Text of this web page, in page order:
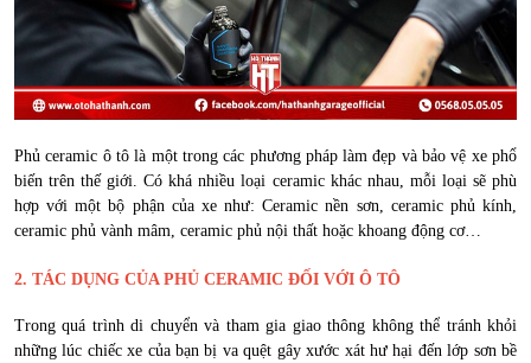
Phủ ceramic ô tô là một trong các phương pháp làm đẹp và bảo vệ xe phổ
biến trên thế giới. Có khá nhiều loại ceramic khác nhau, mỗi loại sẽ phù
hợp với một bộ phận của xe như: Ceramic nền sơn, ceramic phủ kính,
ceramic phủ vành mâm, ceramic phủ nội thất hoặc khoang động cơ…
2. TÁC DỤNG CỦA PHỦ CERAMIC ĐỐI VỚI Ô TÔ
Trong quá trình di chuyển và tham gia giao thông không thể tránh khỏi
những lúc chiếc xe của bạn bị va quệt gây xước xát hư hại đến lớp sơn bề